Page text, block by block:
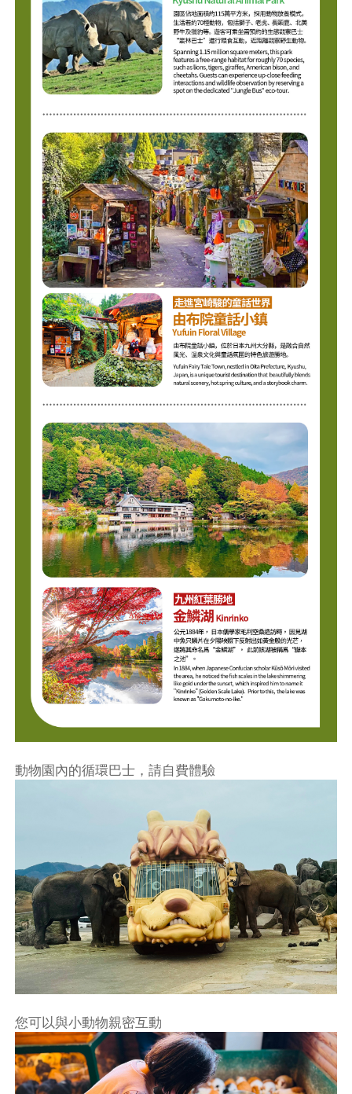
動物園內的循環巴士，請自費體驗
您可以與小動物親密互動
不再提醒 下載APP